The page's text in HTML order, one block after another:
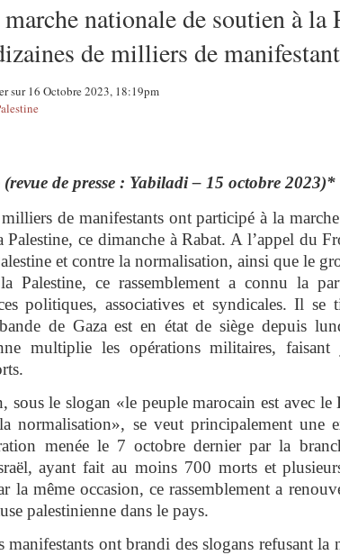
nationale de soutien à la
de milliers de
sur 16 Octobre 2023, 18:19pm
(revue de presse : Yabiladi – 15 octobre 2023)*
de manifestants ont participé à la
Palestine, ce dimanche à Rabat. A l’appel du
et contre la normalisation, ainsi que le
Palestine, ce rassemblement a connu la
politiques, associatives et syndicales. Il se
de Gaza est en état de siège depuis
multiplie les opérations militaires, faisant
sous le slogan «le peuple marocain est avec le
normalisation», se veut principalement une
menée le 7 octobre dernier par la
ayant fait au moins 700 morts et
la même occasion, ce rassemblement a
palestinienne dans le pays.
manifestants ont brandi des slogans refusant la